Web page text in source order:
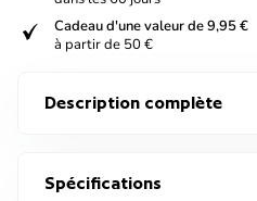
verified
Cadeau d'une valeur de 9,95 €
à partir de 50 €
Description complète
Spécifications